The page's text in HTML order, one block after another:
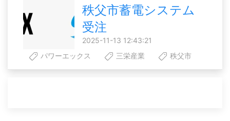
秩父市蓄電システム
受注
2025-11-13 12:43:21
パワーエックス
三栄産業 秩父市